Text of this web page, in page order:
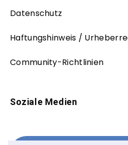
Datenschutz
Haftungshinweis /
Community-Richtlinien
Soziale Medien